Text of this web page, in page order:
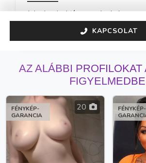
Jelenleg inaktív vagyok, de
KAPCSOLAT
AZ ALÁBBI PROFILOKAT
FÉNYKÉP-
GARANCIA
20
FÉNYKÉP-